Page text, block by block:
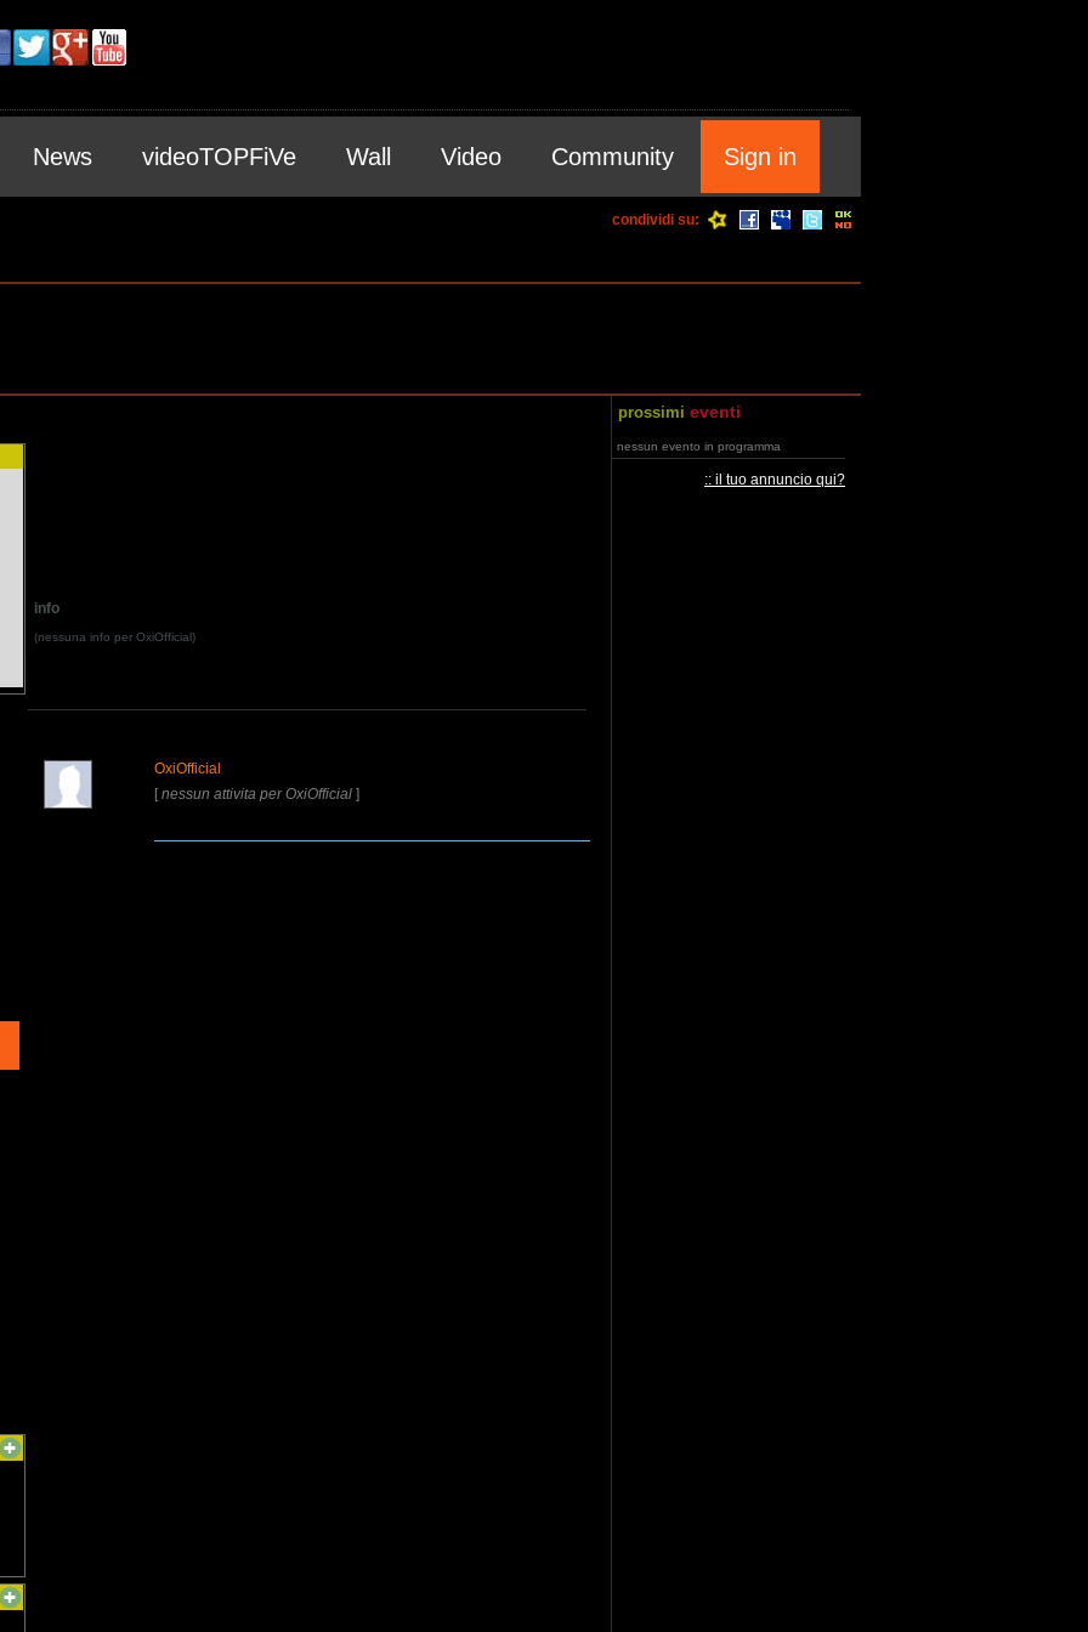
News videoTOPFiVe Wall Video Community Sign in
condividi su:
info
(nessuna info per OxiOfficial)
OxiOfficial
[ nessun attivita per OxiOfficial ]
prossimi eventi
nessun evento in programma
:: il tuo annuncio qui?